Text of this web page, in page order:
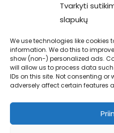
Tvarkyti
slapukų
We use technologies like
information. We do this to
show (non-) personalized ads.
will allow us to process data
IDs on this site. Not consenting
adversely affect certain features
Kontaktai
info@bodyfoodas.lt
+370 600 77017